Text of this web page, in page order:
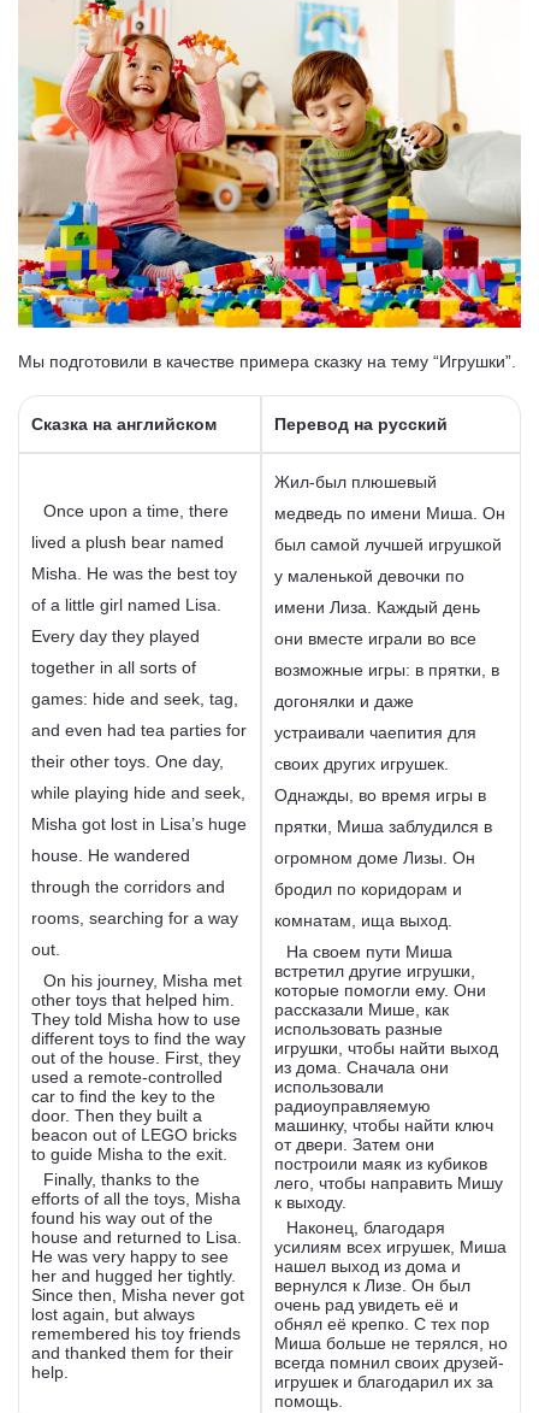
Мы подготовили в качестве примера сказку на тему “Игрушки”.
Сказка на английском Перевод на русский
Once upon a time, there
lived a plush bear named
Misha. He was the best toy
of a little girl named Lisa.
Every day they played
together in all sorts of
games: hide and seek, tag,
and even had tea parties for
their other toys. One day,
while playing hide and seek,
Misha got lost in Lisa’s huge
house. He wandered
through the corridors and
rooms, searching for a way
out.
On his journey, Misha met
other toys that helped him.
They told Misha how to use
different toys to find the way
out of the house. First, they
used a remote-controlled
car to find the key to the
door. Then they built a
beacon out of LEGO bricks
to guide Misha to the exit.
Finally, thanks to the
efforts of all the toys, Misha
found his way out of the
house and returned to Lisa.
He was very happy to see
her and hugged her tightly.
Since then, Misha never got
lost again, but always
remembered his toy friends
and thanked them for their
help.
Жил-был плюшевый
медведь по имени Миша. Он
был самой лучшей игрушкой
у маленькой девочки по
имени Лиза. Каждый день
они вместе играли во все
возможные игры: в прятки, в
догонялки и даже
устраивали чаепития для
своих других игрушек.
Однажды, во время игры в
прятки, Миша заблудился в
огромном доме Лизы. Он
бродил по коридорам и
комнатам, ища выход.
На своем пути Миша
встретил другие игрушки,
которые помогли ему. Они
рассказали Мише, как
использовать разные
игрушки, чтобы найти выход
из дома. Сначала они
использовали
радиоуправляемую
машинку, чтобы найти ключ
от двери. Затем они
построили маяк из кубиков
лего, чтобы направить Мишу
к выходу.
Наконец, благодаря
усилиям всех игрушек, Миша
нашел выход из дома и
вернулся к Лизе. Он был
очень рад увидеть её и
обнял её крепко. С тех пор
Миша больше не терялся, но
всегда помнил своих друзей-
игрушек и благодарил их за
помощь.